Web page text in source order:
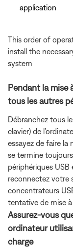
application
This order of
install the
system
Pendant la mise
tous les autres
Débranchez tous
clavier) de
essayez de faire la
se termine
périphériques
reconnectez votre
concentrateurs
tentative de mise à
Assurez-vous
ordinateur
charge